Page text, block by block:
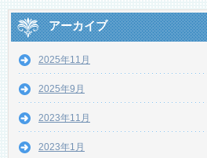
アーカイブ
2025年11月
2025年9月
2023年11月
2023年1月